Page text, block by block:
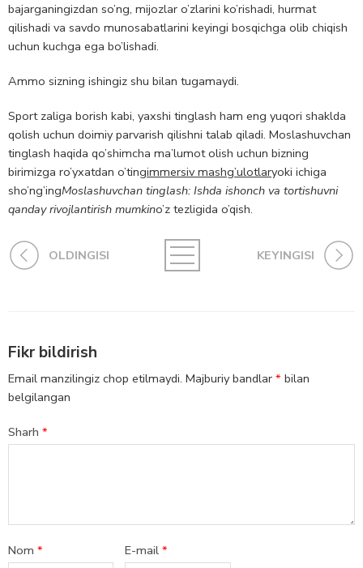
bajarganingizdan so’ng, mijozlar o’zlarini ko’rishadi, hurmat
qilishadi va savdo munosabatlarini keyingi bosqichga olib chiqish
uchun kuchga ega bo’lishadi.
Ammo sizning ishingiz shu bilan tugamaydi.
Sport zaliga borish kabi, yaxshi tinglash ham eng yuqori shaklda
qolish uchun doimiy parvarish qilishni talab qiladi. Moslashuvchan
tinglash haqida qo’shimcha ma’lumot olish uchun bizning
birimizga ro’yxatdan o’tingimmersiv mashg’ulotlaryoki ichiga
sho’ng’ingMoslashuvchan tinglash: Ishda ishonch va tortishuvni
qanday rivojlantirish mumkino’z tezligida o’qish.
OLDINGISI KEYINGISI
Fikr bildirish
Email manzilingiz chop etilmaydi. Majburiy bandlar * bilan
belgilangan
Sharh *
Nom * E-mail*